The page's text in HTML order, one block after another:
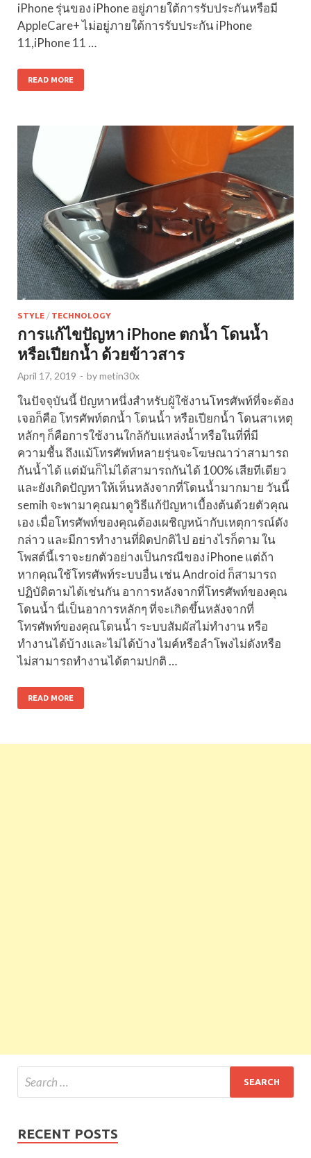
iPhone รุ่นของ iPhone อยู่ภายใต้การรับประกันหรือมี
AppleCare+ ไม่อยู่ภายใต้การรับประกัน iPhone
11,iPhone 11 …
READ MORE
STYLE / TECHNOLOGY
การแก้ไขปัญหา iPhone ตกน้ำ โดนน้ำ
หรือเปียกน้ำ ด้วยข้าวสาร
April 17, 2019 - bymetin30x
ในปัจจุบันนี้ ปัญหาหนึ่งสำหรับผู้ใช้งานโทรศัพท์ที่จะต้อง
เจอก็คือ โทรศัพท์ตกน้ำ โดนน้ำ หรือเปียกน้ำ โดนสาเหตุ
หลักๆ ก็คือการใช้งานใกล้กับแหล่งน้ำหรือในที่ที่มี
ความชื้น ถึงแม้โทรศัพท์หลายรุ่นจะโฆษณาว่าสามารถ
กันน้ำได้ แต่มันก็ไม่ได้สามารถกันได้ 100% เสียทีเดียว
และยังเกิดปัญหาให้เห็นหลังจากที่โดนน้ำมากมาย วันนี้
semih จะพามาคุณมาดูวิธีแก้ปัญหาเบื้องต้นด้วยตัวคุณ
เอง เมื่อโทรศัพท์ของคุณต้องเผชิญหน้ากับเหตุการณ์ดัง
กล่าว และมีการทำงานที่ผิดปกติไป อย่างไรก็ตาม ใน
โพสต์นี้เราจะยกตัวอย่างเป็นกรณีของ iPhone แต่ถ้า
หากคุณใช้โทรศัพท์ระบบอื่น เช่น Android ก็สามารถ
ปฏิบัติตามได้เช่นกัน อาการหลังจากที่โทรศัพท์ของคุณ
โดนน้ำ นี่เป็นอาการหลักๆ ที่จะเกิดขึ้นหลังจากที่
โทรศัพท์ของคุณโดนน้ำ ระบบสัมผัสไม่ทำงาน หรือ
ทำงานได้บ้างและไม่ได้บ้าง ไมค์หรือลำโพงไม่ดังหรือ
ไม่สามารถทำงานได้ตามปกติ …
READ MORE
RECENT POSTS